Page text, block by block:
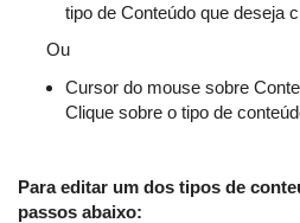
tipo de Conteúdo que deseja
Ou
Cursor do mouse sobre
Clique sobre o tipo de
Para editar um dos tipos de
passos abaixo: